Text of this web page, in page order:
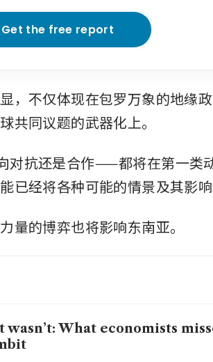
Get the free report
，不仅体现在包罗万象的地缘
共同议题的武器化上。
对抗还是合作——都将在第一类
已经将各种可能的情景及其影
量的博弈也将影响东南亚。
What economists